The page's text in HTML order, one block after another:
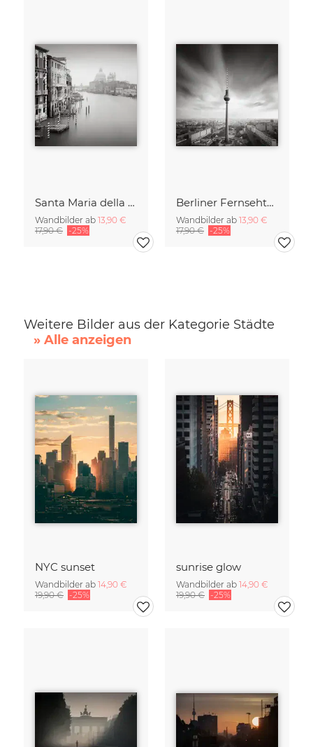
Santa Maria della Salute
Wandbilder ab 13,90 €
17,90 € -25%
Berliner Fernsehturm
Wandbilder ab 13,90 €
17,90 € -25%
Weitere Bilder aus der Kategorie Städte
» Alle anzeigen
NYC sunset
Wandbilder ab 14,90 €
19,90 € -25%
sunrise glow
Wandbilder ab 14,90 €
19,90 € -25%